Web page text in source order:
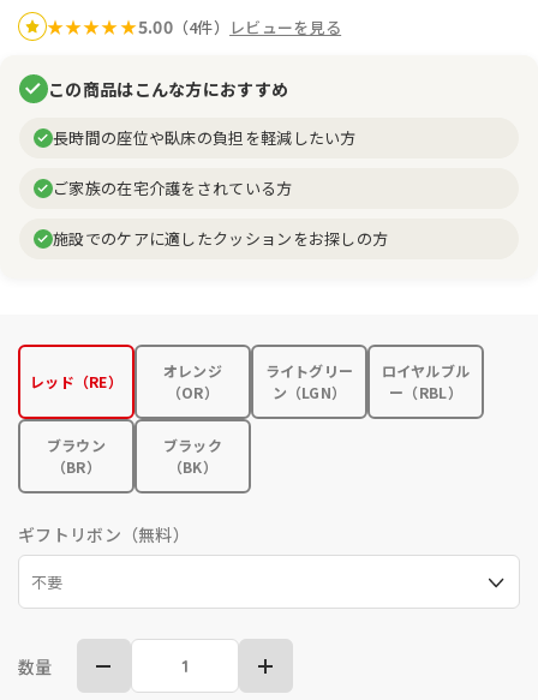
★★★★★5.00（4件） レビューを見る
この商品はこんな方におすすめ
長時間の座位や臥床の負担を軽減したい方
ご家族の在宅介護をされている方
施設でのケアに適したクッションをお探しの方
レッド（RE）
オレンジ
（OR）
ライトグリー
ン（LGN）
ロイヤルブル
ー（RBL）
ブラウン
（BR）
ブラック
（BK）
ギフトリボン（無料）
数量